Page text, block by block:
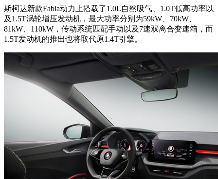
斯柯达新款Fabia动力上搭载了1.0L自然吸气、1.0T低高功率以
及1.5T涡轮增压发动机，最大功率分别为59kW、70kW、
81kW、110kW，传动系统匹配手动以及7速双离合变速箱，而
1.5T发动机的推出也将取代原1.4T引擎。